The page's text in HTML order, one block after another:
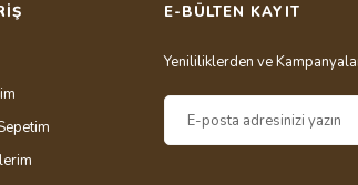
E-BÜLTEN KAYIT
Yenililiklerden ve